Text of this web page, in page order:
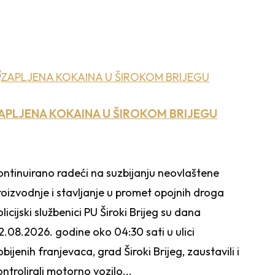
KOKAINA U ŠIROKOM BRIJEGU
radeći na suzbijanju neovlaštene
i stavljanje u promet opojnih droga
službenici PU Široki Brijeg su dana
godine oko 04:30 sati u ulici
franjevaca, grad Široki Brijeg, zaustavili i
motorno vozilo...